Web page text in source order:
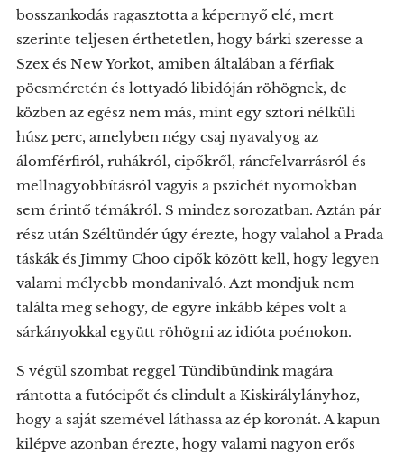
bosszankodás ragasztotta a képernyő elé, mert
szerinte teljesen érthetetlen, hogy bárki szeresse a
Szex és New Yorkot, amiben általában a férfiak
pöcsméretén és lottyadó libidóján röhögnek, de
közben az egész nem más, mint egy sztori nélküli
húsz perc, amelyben négy csaj nyavalyog az
álomférfiról, ruhákról, cipőkről, ráncfelvarrásról és
mellnagyobbításról vagyis a pszichét nyomokban
sem érintő témákról. S mindez sorozatban. Aztán pár
rész után Széltündér úgy érezte, hogy valahol a Prada
táskák és Jimmy Choo cipők között kell, hogy legyen
valami mélyebb mondanivaló. Azt mondjuk nem
találta meg sehogy, de egyre inkább képes volt a
sárkányokkal együtt röhögni az idióta poénokon.
S végül szombat reggel Tündibündink magára
rántotta a futócipőt és elindult a Kiskirálylányhoz,
hogy a saját szemével láthassa az ép koronát. A kapun
kilépve azonban érezte, hogy valami nagyon erős